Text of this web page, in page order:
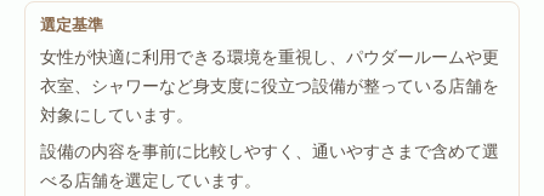
選定基準
女性が快適に利用できる環境を重視し、パウダールームや更
衣室、シャワーなど身支度に役立つ設備が整っている店舗を
対象にしています。
設備の内容を事前に比較しやすく、通いやすさまで含めて選
べる店舗を選定しています。